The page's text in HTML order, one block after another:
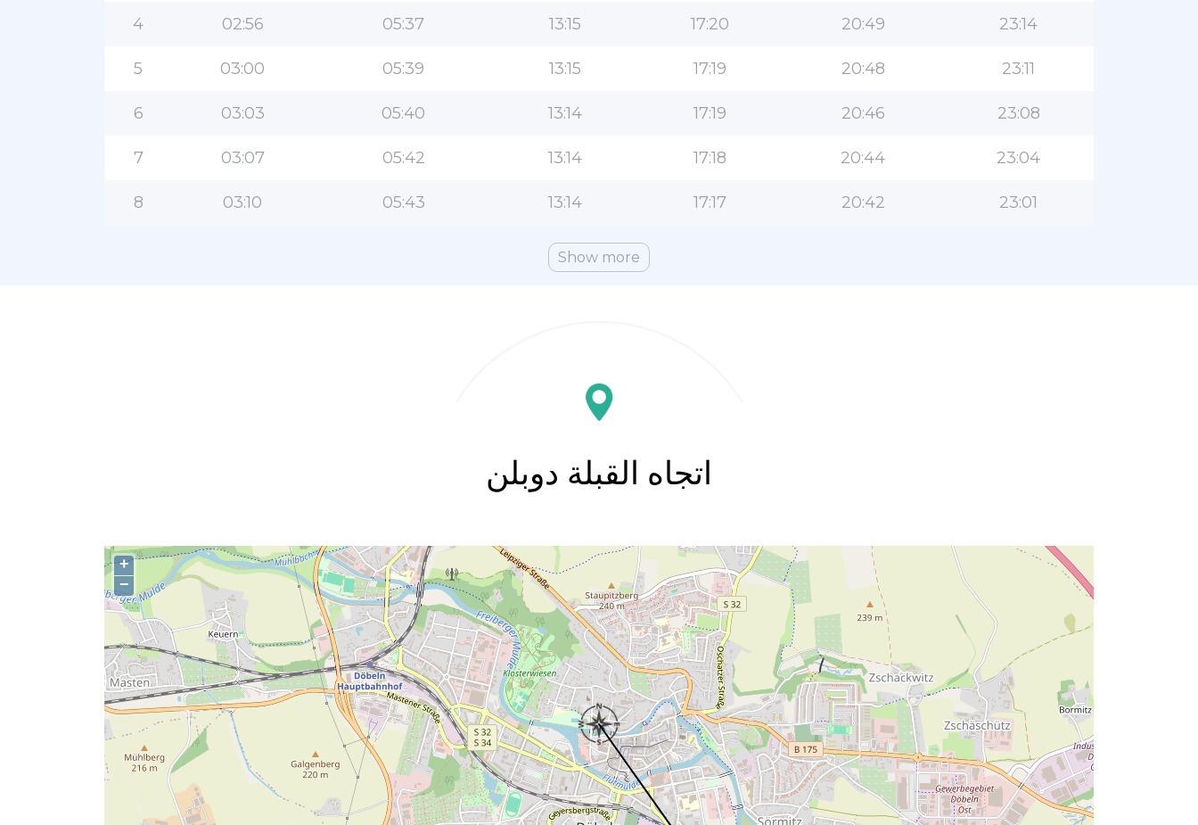
4 02:56 05:37 13:15 17:20 20:49 23:14
5 03:00 05:39 13:15 17:19 20:48 23:11
6 03:03 05:40 13:14 17:19 20:46 23:08
7 03:07 05:42 13:14 17:18 20:44 23:04
8 03:10 05:43 13:14 17:17 20:42 23:01
Show more
اتجاه القبلة دوبلن
+
−
التطبيق الإسلامي الشهير لنمط الحياة ، مع ميزات سهلة